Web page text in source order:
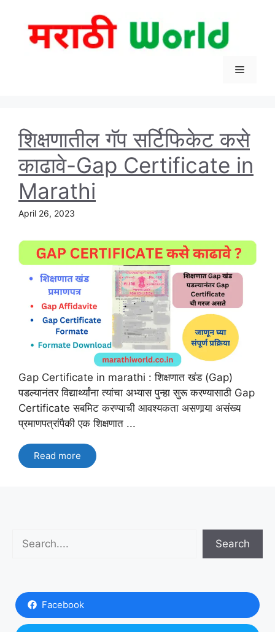
content
Menu
शिक्षणातील गॅप सर्टिफिकेट कसे
काढावे-Gap Certificate in
Marathi
April 26, 2023
Gap Certificate in marathi : शिक्षणात खंड (Gap)
पडल्यानंतर विद्यार्थ्यांना त्यांचा अभ्यास पुन्हा सुरू करण्यासाठी Gap
Certificate सबमिट करण्‍याची आवश्यकता असणार्‍या असंख्य
प्रमाणपत्रांपैकी एक शिक्षणात ...
Read more
Search
Facebook